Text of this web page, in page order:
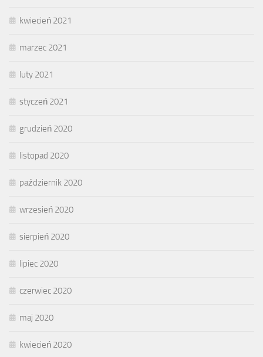
kwiecień 2021
marzec 2021
luty 2021
styczeń 2021
grudzień 2020
listopad 2020
październik 2020
wrzesień 2020
sierpień 2020
lipiec 2020
czerwiec 2020
maj 2020
kwiecień 2020